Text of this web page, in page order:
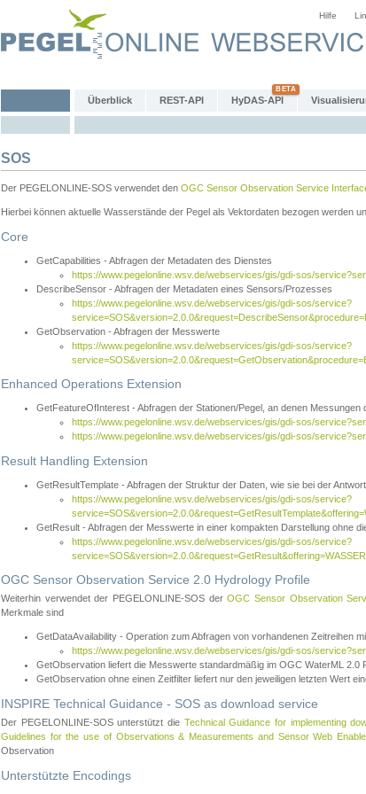
Hilfe
Überblick REST-API HyDAS-API
SOS
Der PEGELONLINE-SOS verwendet den OGC Sensor Observation Service
Hierbei können aktuelle Wasserstände der Pegel als Vektordaten bezogen werden
Core
GetCapabilities - Abfragen der Metadaten des Dienstes
https://www.pegelonline.wsv.de/webservices/gis/gdi-sos/
DescribeSensor - Abfragen der Metadaten eines Sensors/Prozesses
https://www.pegelonline.wsv.de/webservices/gis/gdi-sos/service?
GetObservation - Abfragen der Messwerte
https://www.pegelonline.wsv.de/webservices/gis/gdi-sos/service?
Enhanced Operations Extension
GetFeatureOfInterest - Abfragen der Stationen/Pegel, an denen Messungen
https://www.pegelonline.wsv.de/webservices/gis/gdi-sos/
https://www.pegelonline.wsv.de/webservices/gis/gdi-sos/
Result Handling Extension
GetResultTemplate - Abfragen der Struktur der Daten, wie sie bei der
https://www.pegelonline.wsv.de/webservices/gis/gdi-sos/service?
GetResult - Abfragen der Messwerte in einer kompakten Darstellung ohne
https://www.pegelonline.wsv.de/webservices/gis/gdi-sos/service?
OGC Sensor Observation Service 2.0 Hydrology Profile
Weiterhin verwendet der PEGELONLINE-SOS derOGC Sensor Observation
Merkmale sind
GetDataAvailability - Operation zum Abfragen von vorhandenen Zeitreihen
https://www.pegelonline.wsv.de/webservices/gis/gdi-sos/
GetObservation liefert die Messwerte standardmäßig im OGC WaterML 2.0
GetObservation ohne einen Zeitfilter liefert nur den jeweiligen letzten Wert
INSPIRE Technical Guidance - SOS as download service
Der PEGELONLINE-SOS unterstützt die Technical Guidance for implementing
Guidelines for the use of Observations & Measurements and Sensor Web
Observation
Unterstützte Encodings